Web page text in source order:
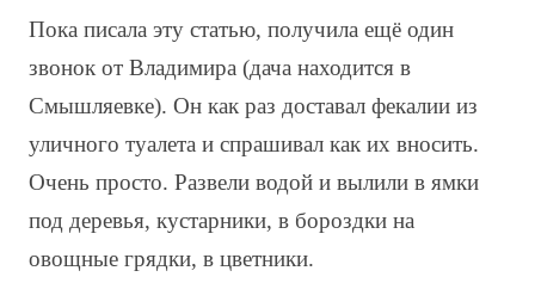
Пока писала эту статью, получила ещё один
звонок от Владимира (дача находится в
Смышляевке). Он как раз доставал фекалии из
уличного туалета и спрашивал как их вносить.
Очень просто. Развели водой и вылили в ямки
под деревья, кустарники, в бороздки на
овощные грядки, в цветники.